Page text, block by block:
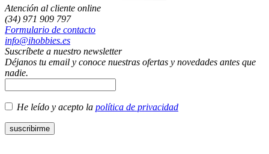
Atención al cliente online
(34) 971 909 797
Formulario de contacto
info@ihobbies.es
Suscríbete a nuestro newsletter
Déjanos tu email y conoce nuestras ofertas y novedades antes que
nadie.
He leído y acepto la política de privacidad